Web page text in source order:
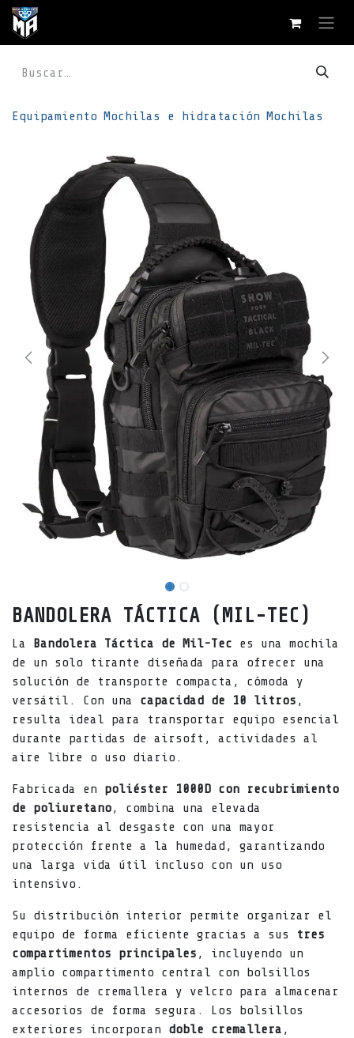
Ir al contenido
Equipamiento Mochilas e hidratación Mochilas
BANDOLERA TÁCTICA (MIL-TEC)
La Bandolera Táctica de Mil-Tec es una mochila
de un solo tirante diseñada para ofrecer una
solución de transporte compacta, cómoda y
versátil. Con una capacidad de 10 litros ,
resulta ideal para transportar equipo esencial
durante partidas de airsoft, actividades al
aire libre o uso diario.
Fabricada en poliéster 1000D con recubrimiento
de poliuretano, combina una elevada
resistencia al desgaste con una mayor
protección frente a la humedad, garantizando
una larga vida útil incluso con un uso
intensivo.
Su distribución interior permite organizar el
equipo de forma eficiente gracias a sus
tres
compartimentos principales , incluyendo un
amplio compartimento central con bolsillos
internos de cremallera y velcro para almacenar
accesorios de forma segura. Los bolsillos
exteriores incorporan doble cremallera ,